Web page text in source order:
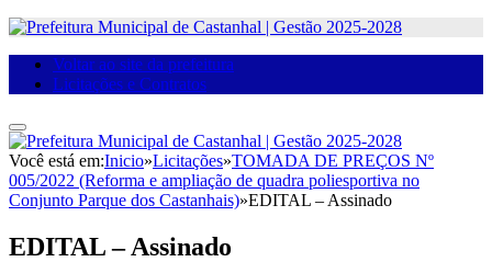
Voltar ao site da prefeitura
Licitações e Contratos
Você está em:Inicio»Licitações»TOMADA DE PREÇOS Nº
005/2022 (Reforma e ampliação de quadra poliesportiva no
Conjunto Parque dos Castanhais)»EDITAL – Assinado
EDITAL – Assinado